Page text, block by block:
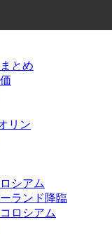
とめ
リン
シアム
ーランド降臨
ロシアム